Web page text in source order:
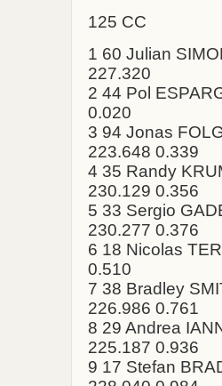
125 CC
1 60 Julian
227.320
2 44 Pol
0.020
3 94 Jonas
223.648 0.339
4 35 Randy
230.129 0.356
5 33 Sergio
230.277 0.376
6 18 Nicolas
0.510
7 38 Bradley
226.986 0.761
8 29 Andrea
225.187 0.936
9 17 Stefan